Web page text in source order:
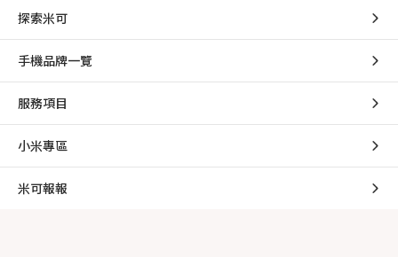
探索米可
手機品牌一覽
服務項目
小米專區
米可報報